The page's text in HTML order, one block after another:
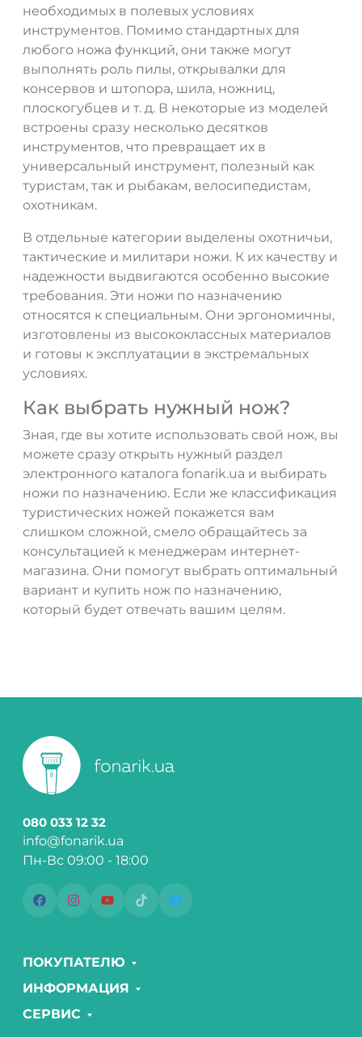
необходимых в полевых условиях
инструментов. Помимо стандартных для
любого ножа функций, они также могут
выполнять роль пилы, открывалки для
консервов и штопора, шила, ножниц,
плоскогубцев и т. д. В некоторые из моделей
встроены сразу несколько десятков
инструментов, что превращает их в
универсальный инструмент, полезный как
туристам, так и рыбакам, велосипедистам,
охотникам.
В отдельные категории выделены охотничьи,
тактические и милитари ножи. К их качеству и
надежности выдвигаются особенно высокие
требования. Эти ножи по назначению
относятся к специальным. Они эргономичны,
изготовлены из высококлассных материалов
и готовы к эксплуатации в экстремальных
условиях.
Как выбрать нужный нож?
Зная, где вы хотите использовать свой нож, вы
можете сразу открыть нужный раздел
электронного каталога fonarik.ua и выбирать
ножи по назначению. Если же классификация
туристических ножей покажется вам
слишком сложной, смело обращайтесь за
консультацией к менеджерам интернет-
магазина. Они помогут выбрать оптимальный
вариант и купить нож по назначению,
который будет отвечать вашим целям.
080 033 12 32
info@fonarik.ua
Пн-Вс 09:00 - 18:00
ПОКУПАТЕЛЮ
ИНФОРМАЦИЯ
СЕРВИС